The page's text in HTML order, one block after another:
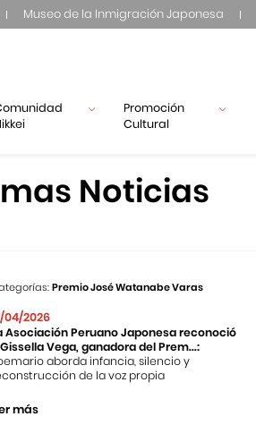
Museo de la Inmigración Japonesa
Promoción
Cultural
Noticias
Premio José Watanabe Varas
04/2026
Asociación Peruano Japonesa reconoció
Vega, ganadora del Prem...:
aborda infancia, silencio y
de la voz propia
más